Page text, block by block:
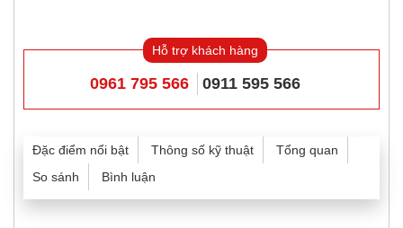
Hỗ trợ khách hàng
0961 795 566 0911 595 566
Đặc điểm nổi bật Thông số kỹ thuật
Tổng quan
So sánh
Bình luận